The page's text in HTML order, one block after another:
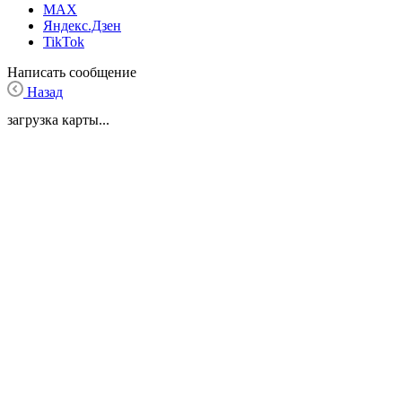
MAX
Яндекс.Дзен
TikTok
Написать сообщение
Назад
загрузка карты...